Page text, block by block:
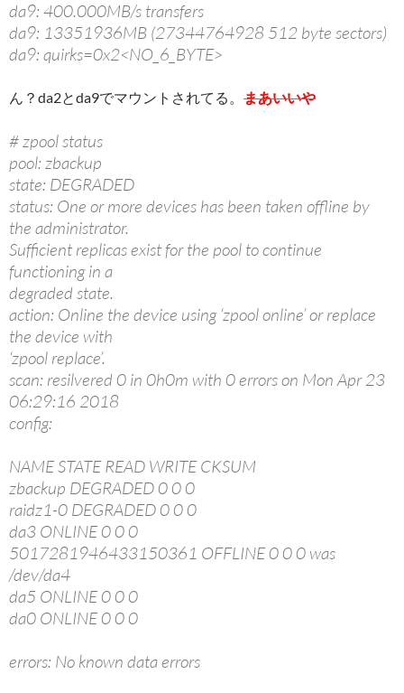
da9: 400.000MB/s transfers
da9: 13351936MB (27344764928 512 byte sectors)
da9: quirks=0x2<NO_6_BYTE>
ん？da2とda9でマウントされてる。 まあいいや
# zpool status
pool: zbackup
state: DEGRADED
status: One or more devices has been taken offline by
the administrator.
Sufficient replicas exist for the pool to continue
functioning in a
degraded state.
action: Online the device using ‘zpool online’ or replace
the device with
‘zpool replace’.
scan: resilvered 0 in 0h0m with 0 errors on Mon Apr 23
06:29:16 2018
config:
NAME STATE READ WRITE CKSUM
zbackup DEGRADED 0 0 0
raidz1-0 DEGRADED 0 0 0
da3 ONLINE 0 0 0
5017281946433150361 OFFLINE 0 0 0 was
/dev/da4
da5 ONLINE 0 0 0
da0 ONLINE 0 0 0
errors: No known data errors